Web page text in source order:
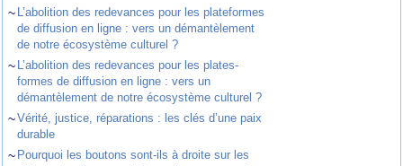
~ L’abolition des redevances pour les plateformes
de diffusion en ligne : vers un démantèlement
de notre écosystème culturel ?
~ L’abolition des redevances pour les plates-
formes de diffusion en ligne : vers un
démantèlement de notre écosystème culturel ?
~Vérité, justice, réparations : les clés d’une paix
durable
~ Pourquoi les boutons sont-ils à droite sur les